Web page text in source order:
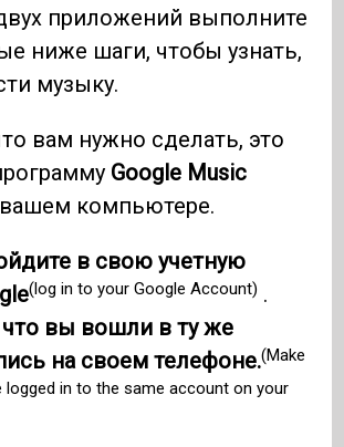
приложений выполните
ниже шаги, чтобы узнать,
музыку.
вам нужно сделать, это
Google Music
компьютере.
в свою учетную
(log in to your Google Account) .
что вы вошли в ту же
на своем телефоне.(Make
logged in to the same account on your